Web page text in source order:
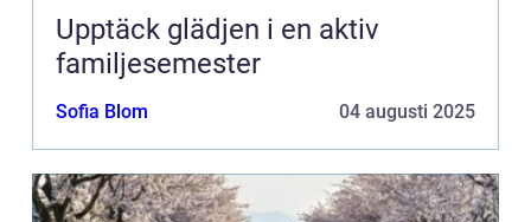
Upptäck glädjen i en aktiv
familjesemester
Sofia Blom 04 augusti 2025